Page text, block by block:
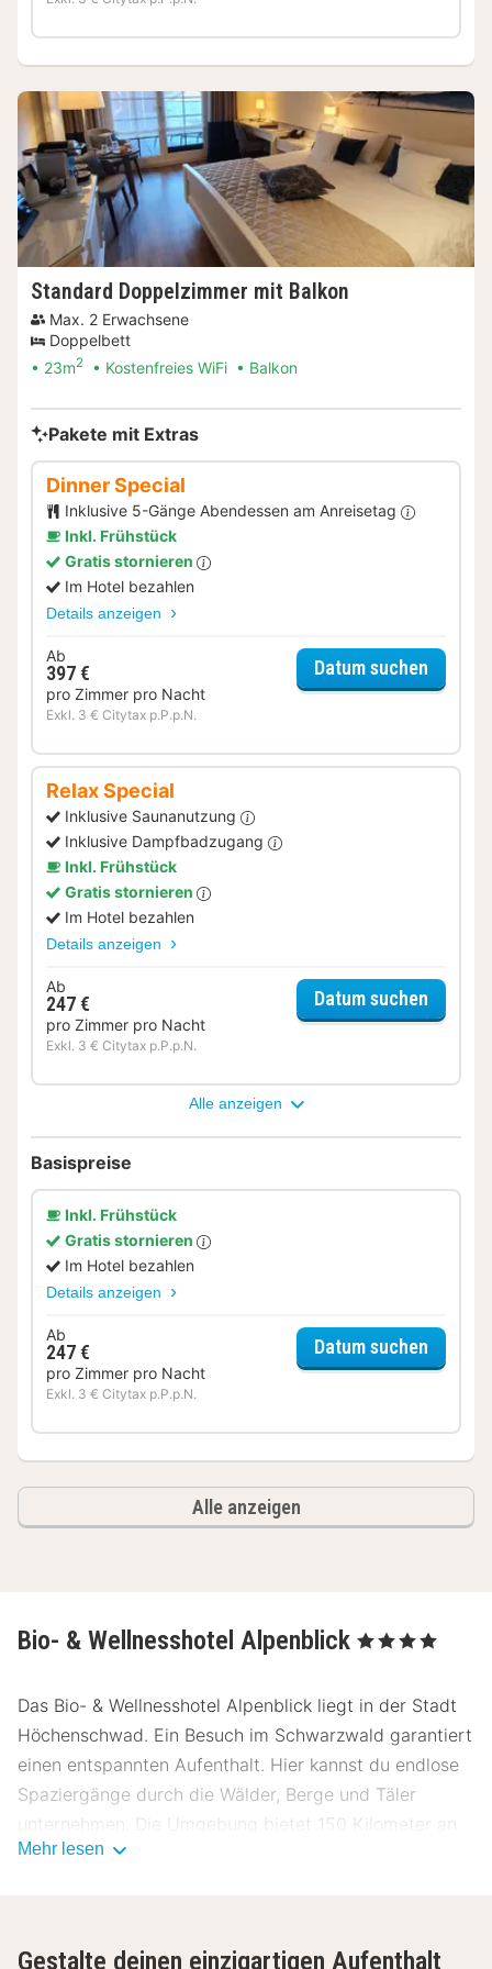
Standard Doppelzimmer mit Balkon
Max. 2 Erwachsene
Doppelbett
23m2 Kostenfreies WiFi Balkon
Pakete mit Extras
Dinner Special
Inklusive 5-Gänge Abendessen am Anreisetag
Inkl. Frühstück
Gratis stornieren
Im Hotel bezahlen
Details anzeigen
Ab
397 €
pro Zimmer pro Nacht
Exkl. 3 € Citytax p.P.p.N.
Datum suchen
Relax Special
Inklusive Saunanutzung
Inklusive Dampfbadzugang
Inkl. Frühstück
Gratis stornieren
Im Hotel bezahlen
Details anzeigen
Ab
247 €
pro Zimmer pro Nacht
Exkl. 3 € Citytax p.P.p.N.
Datum suchen
Alle anzeigen
Basispreise
Inkl. Frühstück
Gratis stornieren
Im Hotel bezahlen
Details anzeigen
Ab
247 €
pro Zimmer pro Nacht
Exkl. 3 € Citytax p.P.p.N.
Datum suchen
Alle anzeigen
Bio- & Wellnesshotel Alpenblick , 4 Sterne
Das Bio- & Wellnesshotel Alpenblick liegt in der Stadt
Höchenschwad. Ein Besuch im Schwarzwald garantiert
einen entspannten Aufenthalt. Hier kannst du endlose
Spaziergänge durch die Wälder, Berge und Täler
unternehmen. Die Umgebung bietet 150 Kilometer an
Fußpfäden für endlose Spaziergänge.
Mehr lesen
Gestalte deinen einzigartigen Aufenthalt